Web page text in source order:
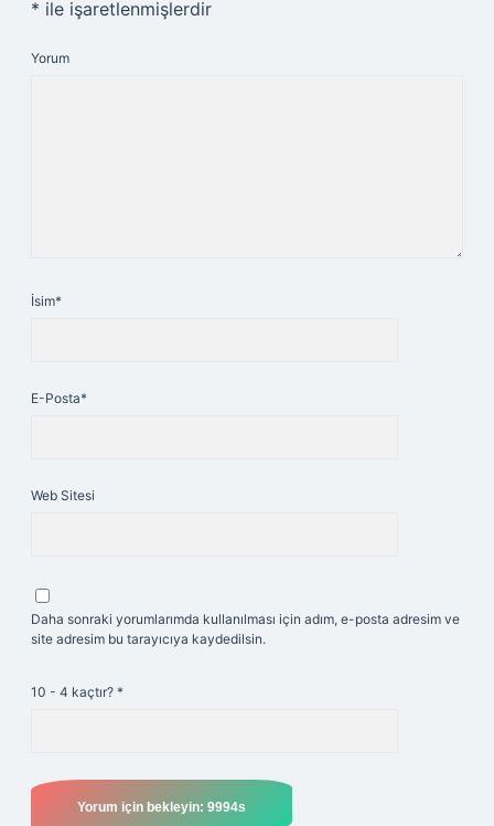
* ile işaretlenmişlerdir
Yorum
İsim*
E-Posta*
Web Sitesi
Daha sonraki yorumlarımda kullanılması için adım, e-posta adresim ve
site adresim bu tarayıcıya kaydedilsin.
10 - 4 kaçtır? *